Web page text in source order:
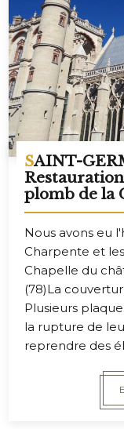
SAINT-GERMAIN-EN-LAYE (78)
plomb de la
Nous avons eu
Charpente et
Chapelle du
(78)La
Plusieurs
la rupture de
reprendre des